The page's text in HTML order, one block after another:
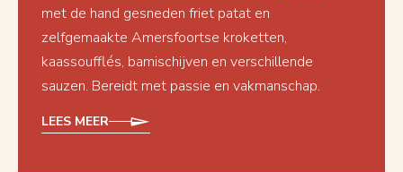
met de hand gesneden friet patat en
zelfgemaakte Amersfoortse kroketten,
kaassoufflés, bamischijven en verschillende
sauzen. Bereidt met passie en vakmanschap.
LEES MEER